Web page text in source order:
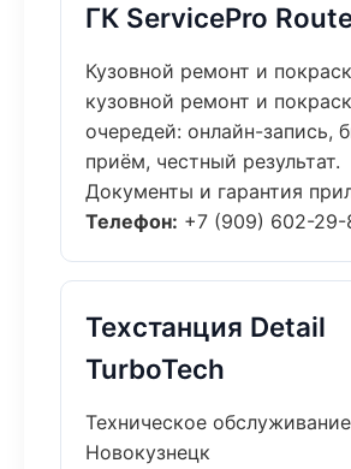
ГК ServicePro
Кузовной ремонт и
кузовной ремонт и
очередей: онлайн-запись,
приём, честный результат.
Документы и гарантия
Телефон: +7 (909) 602-29-
Техстанция Detail
TurboTech
Техническое
Новокузнецк